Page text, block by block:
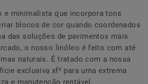
e minimalista que incorpora tons
blocos de cor quando coordenados
das soluções de pavimentos mais
o nosso linóleo é feito com até
naturais. É tratado com a nossa
exclusiva xf² para uma extrema
e manutenção rentável.